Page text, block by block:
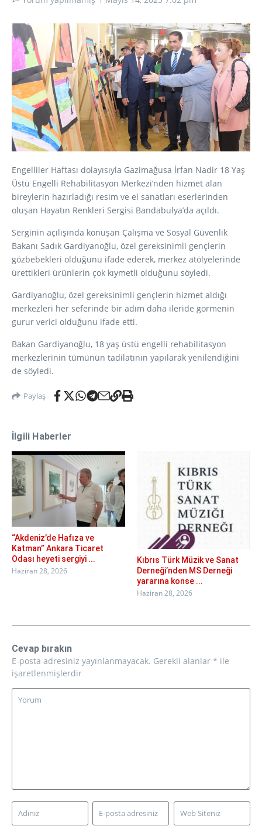
Engelliler Haftası dolayısıyla Gazimağusa İrfan Nadir 18 Yaş
Üstü Engelli Rehabilitasyon Merkezi’nden hizmet alan
bireylerin hazırladığı resim ve el sanatları eserlerinden
oluşan Hayatın Renkleri Sergisi Bandabulya’da açıldı.
Serginin açılışında konuşan Çalışma ve Sosyal Güvenlik
Bakanı Sadık Gardiyanoğlu, özel gereksinimli gençlerin
gözbebekleri olduğunu ifade ederek, merkez atölyelerinde
ürettikleri ürünlerin çok kıymetli olduğunu söyledi.
Gardiyanoğlu, özel gereksinimli gençlerin hizmet aldığı
merkezleri her seferinde bir adım daha ileride görmenin
gurur verici olduğunu ifade etti.
Bakan Gardiyanoğlu, 18 yaş üstü engelli rehabilitasyon
merkezlerinin tümünün tadilatının yapılarak yenilendiğini
de söyledi.
Paylaş
İlgili Haberler
“Akdeniz’de Hafıza ve
Katman” Ankara Ticaret
Odası heyeti sergiyi ...
Haziran 28, 2026
Kıbrıs Türk Müzik ve Sanat
Derneği’nden MS Derneği
yararına konse ...
Haziran 28, 2026
Cevap bırakın
E-posta adresiniz yayınlanmayacak. Gerekli alanlar * ile
işaretlenmişlerdir